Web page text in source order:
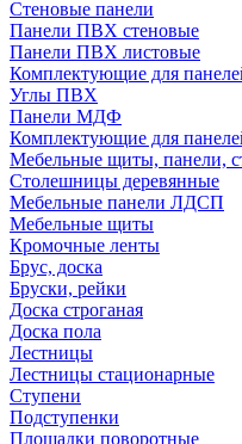
Стеновые панели
Панели ПВХ стеновые
Панели ПВХ листовые
Комплектующие для
Углы ПВХ
Панели МДФ
Комплектующие для
Мебельные щиты, панели,
Столешницы деревянные
Мебельные панели ЛДСП
Мебельные щиты
Кромочные ленты
Брус, доска
Бруски, рейки
Доска строганая
Доска пола
Лестницы
Лестницы стационарные
Ступени
Подступенки
Площадки поворотные